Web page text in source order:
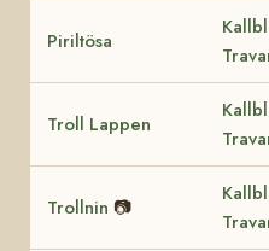
Piriltösa
Troll Lappen
Trollnin 📷